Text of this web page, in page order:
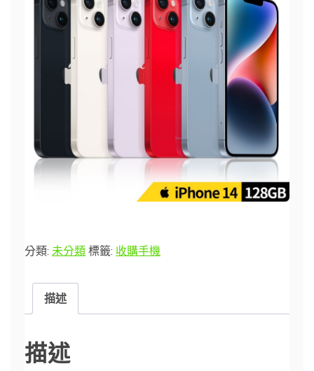
分類: 未分類 標籤: 收購手機
描述
描述